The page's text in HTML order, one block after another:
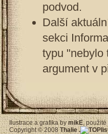
podvod.
Další
sekci
typu "nebylo
argument v
Ilustrace a grafika bymikE,
Copyright © 2008Thalie .